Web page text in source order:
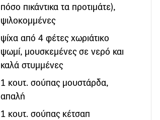
πόσο πικάντικα τα προτιμάτε),
ψιλοκομμένες
ψίχα από 4 φέτες χωριάτικο
ψωμί, μουσκεμένες σε νερό και
καλά στυμμένες
1 κουτ. σούπας μουστάρδα,
απαλή
1 κουτ. σούπας κέτσαπ